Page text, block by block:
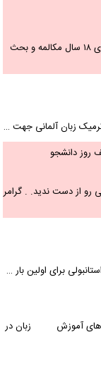
مجتمع فنی رهرو : آموزش زبان انگلیسی شامل : سنین بالای ۱۸ سال مکالمه و بحث
زبان آلمانی جهت …
روز دانشجو
رو از دست ندید. . گرامر
برای اولین بار …
آموزش
زبان در